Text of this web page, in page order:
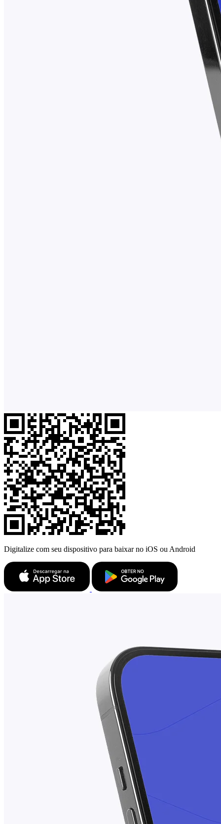
Digitalize com seu dispositivo para baixar no iOS ou Android